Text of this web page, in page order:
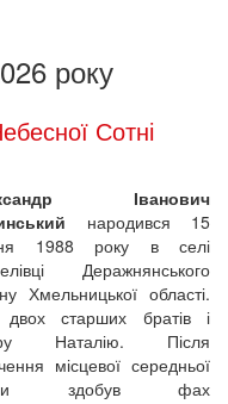
року
Сотні
Іванович
народився 15
1988 року в селі
Деражнянського
Хмельницької області.
старших братів і
Наталію. Після
місцевої середньої
здобув фах